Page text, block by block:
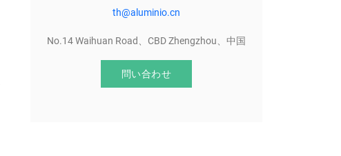
th@aluminio.cn
No.14 Waihuan Road、CBD Zhengzhou、中国
問い合わせ